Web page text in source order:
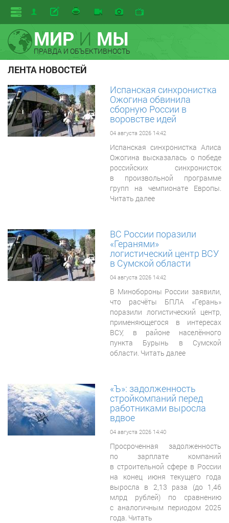
МИРИ МЫ
ПРАВДА И ОБЪЕКТИВНОСТЬ
ЛЕНТА НОВОСТЕЙ
Испанская синхронистка
Ожогина обвинила
сборную России в
воровстве идей
04 августа 2026 14:42
Испанская синхронистка Алиса
Ожогина высказалась о победе
российских синхронисток
в произвольной программе
групп на чемпионате Европы.
Читать далее
ВС России поразили
«Геранями»
логистический центр ВСУ
в Сумской области
04 августа 2026 14:42
В Минобороны России заявили,
что расчёты БПЛА «Герань»
поразили логистический центр,
применяющегося в интересах
ВСУ, в районе населённого
пункта Бурынь в Сумской
области. Читать далее
«Ъ»: задолженность
стройкомпаний перед
работниками выросла
вдвое
04 августа 2026 14:40
Просроченная задолженность
по зарплате компаний
в строительной сфере в России
на конец июня текущего года
выросла в 2,13 раза (до 1,46
млрд рублей) по сравнению
с аналогичным периодом 2025
года. Читать